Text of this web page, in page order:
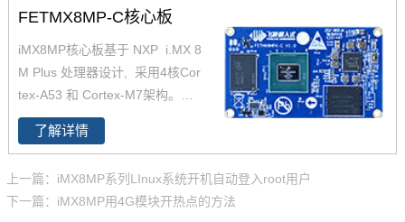
PU，AI计算能力2.3TOPS，支持
P），是一款支持LinuxQT/andro
id操作系统的iMX8MP开发板。
FETMX8MP-C核心板
iMX8MP核心板基于 NXP i.MX 8
M Plus 处理器设计, 采用4核Cor
tex-A53 和 Cortex-M7架构。支
持双千兆网口，iMX8MP性能强
劲最高运行速率可达2.3TOPS，
X 8M Plus系列专注于机器学习和
视觉、高级多媒体以及具有高可
了解详情
上一篇：iMX8MP系列LInux系统开机自动登入root用户
下一篇：iMX8MP用4G模块开热点的方法